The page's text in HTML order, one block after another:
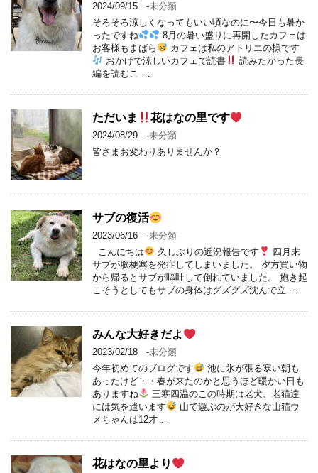
2024/09/15 -未分類
そろそろ涼しくなってもいい頃なのに〜今日も暑か
ったですね
8月の暑い盛りに再開したカフェは
お客様もまばら
カフェは私のアトリエの様です
おかげで涼しいカフェで読書
読みたかった長
編を読むこ …
ただいま 花はなの里です
2024/08/29 -未分類
皆さまお変わりありませんか？
サブの復活
2023/06/16 -未分類
こんにちは
久しぶりの近況報告です
四月末
サブが脳梗塞を発症してしまいました。 夕方買い物
から帰るとサブが嘔吐して倒れていました。 抱き起
こそうとしてもサブの身体はグズグズ沈んで立 …
みんな大好きだよ
2023/02/18 -未分類
今年初めてのブログです
池に氷が張る寒い朝も
あったけど・・春が来たのかと思うほど暖かい日も
ありますね
三寒四温のこの時期は老犬、老猫達
には気を遣います
山で遊ぶのが大好きな山猫ウ
メちゃんは12才 …
花はなの里より